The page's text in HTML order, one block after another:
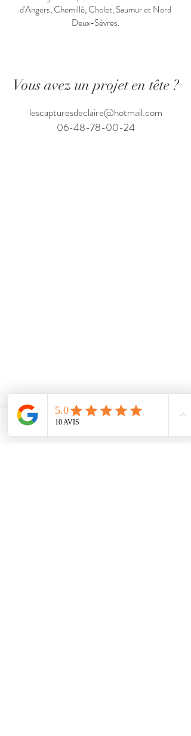
d'Angers, Chemillé, Cholet, Saumur et Nord
Deux-Sèvres.
Vous avez un projet en tête ?
lescapturesdeclaire@hotmail.com
06-48-78-00-24